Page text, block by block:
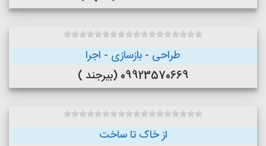
طراحی - بازسازی - اجرا
09923570669 (بیرجند )
از خاک تا ساخت